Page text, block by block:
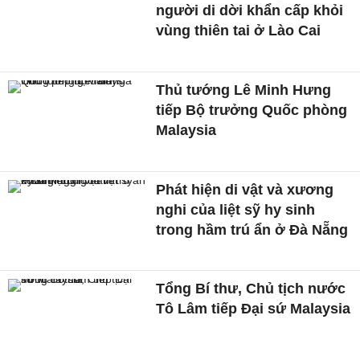
người di dời khẩn cấp khỏi
vùng thiên tai ở Lào Cai
Thủ tướng Lê Minh Hưng
tiếp Bộ trưởng Quốc phòng
Malaysia
Phát hiện di vật và xương
nghi của liệt sỹ hy sinh
trong hầm trú ẩn ở Đà Nẵng
Tổng Bí thư, Chủ tịch nước
Tô Lâm tiếp Đại sứ Malaysia